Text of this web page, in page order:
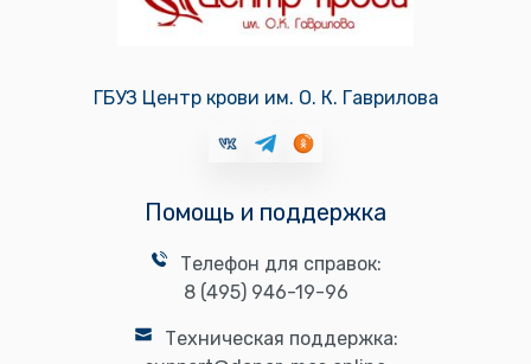
ГБУЗ Центр крови им. О. К. Гаврилова
Помощь и поддержка
Телефон для справок:
8 (495) 946-19-96
Техническая поддержка: